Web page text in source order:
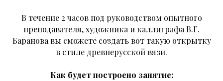
В течение 2 часов под руководством опытного
преподавателя, художника и каллиграфа В.Г.
Баранова вы сможете создать вот такую открытку
в стиле древнерусской вязи.
Как будет построено занятие: